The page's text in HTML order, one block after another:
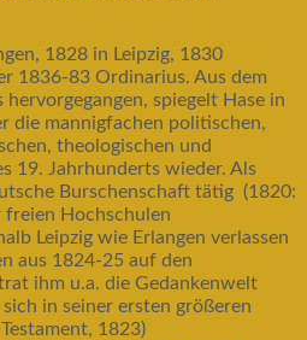
1828 in Leipzig, 1830
1836-83 Ordinarius. Aus dem
spiegelt Hase in
die mannigfachen politischen,
theologischen und
19. Jahrhunderts wieder. Als
Burschenschaft tätig (1820:
freien Hochschulen
Leipzig wie Erlangen verlassen
aus 1824-25 auf den
ihm u.a. die Gedankenwelt
in seiner ersten größeren
1823)